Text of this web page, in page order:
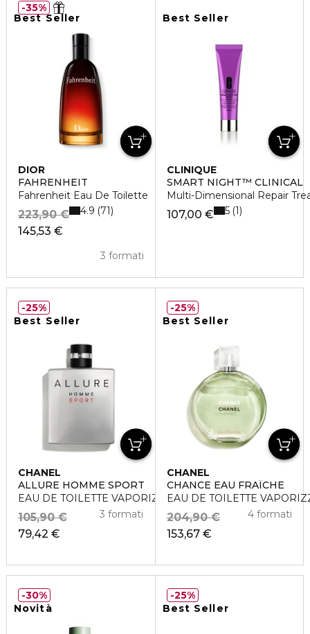
Best Seller
DIOR
FAHRENHEIT
Fahrenheit Eau De Toilette
145,53 €
223,90 €
3 formati
4.9 71
35%
Best Seller
CLINIQUE
SMART NIGHT™ CLINICAL
Multi-Dimensional Repair
107,00 € 5 1
Best Seller
CHANEL
ALLURE HOMME SPORT
EAU DE TOILETTE VAPORIZZATORE
79,42 €
105,90 € 3 formati
25%
Best Seller
CHANEL
CHANCE EAU FRAÎCHE
EAU DE TOILETTE
153,67 €
204,90 € 4 formati
25%
Novità
30%
Best Seller
25%